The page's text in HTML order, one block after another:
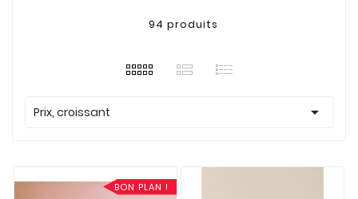
94 produits
Prix, croissant 
BON PLAN !